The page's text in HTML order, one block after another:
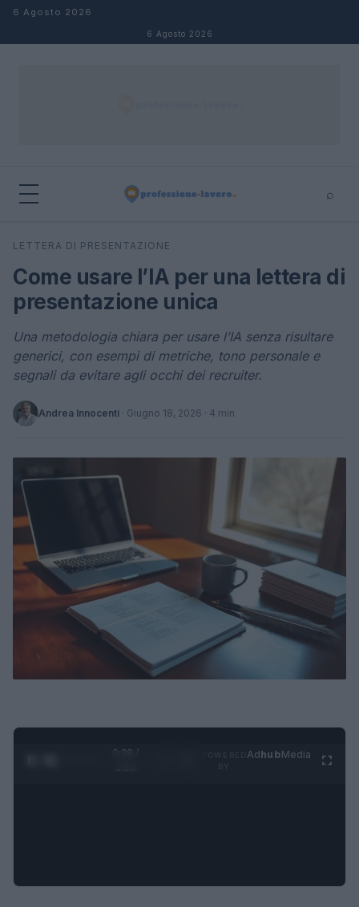
Salta al contenuto
6 Agosto 2026
6 Agosto 2026
⌕
Cerca
LETTERA DI PRESENTAZIONE
Come usare l’IA per una lettera di
presentazione unica
Una metodologia chiara per usare l’IA senza risultare
generici, con esempi di metriche, tono personale e
segnali da evitare agli occhi dei recruiter.
Andrea Innocenti · Giugno 18, 2026 · 4 min
0:29 /
AdhubMedia